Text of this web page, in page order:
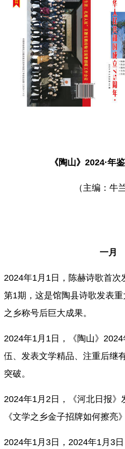
《陶山》2024·年
（主编：牛
一月
2024年1月1日，陈赫诗歌首次
第1期，这是馆陶县诗歌发表
之乡称号后巨大成果。
2024年1月1日，《陶山》
伍、发表文学精品、注重后继
突破。
2024年1月2日，《河北日报》
《文学之乡金子招牌如何擦亮》
2024年1月3日，2024年1月3